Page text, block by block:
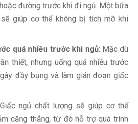
đường trước khi đi ngủ. Một bữa
giúp cơ thể không bị tích mỡ khi
quá nhiều trước khi ngủ: Mặc dù
thiết, nhưng uống quá nhiều trước
đầy bụng và làm gián đoạn giấc
ngủ chất lượng sẽ giúp cơ thể
căng thẳng, từ đó hỗ trợ quá trình